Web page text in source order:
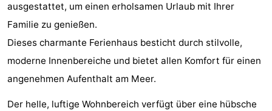
Egmond
Kustpark
Egmond
Zee
Hotels
Zimmer
Frühstück)
Strand
ausgestattet, um einen erholsamen Urlaub mit Ihrer
Familie zu genießen.
Dieses charmante Ferienhaus besticht durch stilvolle,
moderne Innenbereiche und bietet allen Komfort für einen
angenehmen Aufenthalt am Meer.
Der helle, luftige Wohnbereich verfügt über eine hübsche